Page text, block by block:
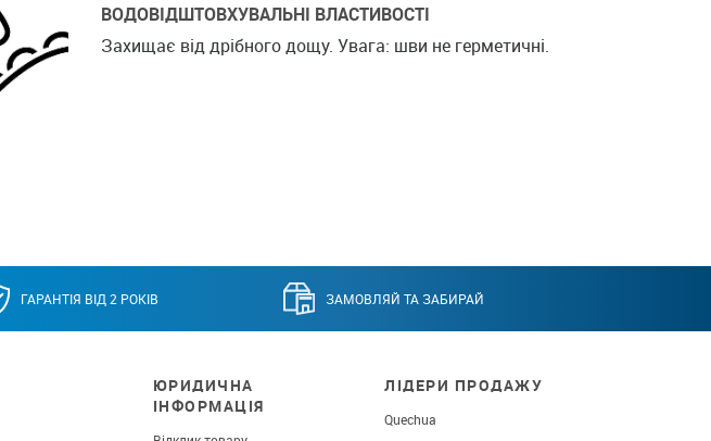
ВОДОВІДШТОВХУВАЛЬНІ ВЛАСТИВОСТІ
Захищає від дрібного дощу. Увага: шви не герметичні.
ГАРАНТІЯ ВІД 2 РОКІВ ЗАМОВЛЯЙ ТА ЗАБИРАЙ
ЮРИДИЧНА
ІНФОРМАЦІЯ
ЛІДЕРИ ПРОДАЖУ
Quechua